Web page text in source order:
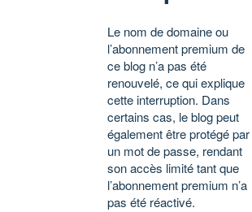
Le nom de domaine ou
l’abonnement premium de
ce blog n’a pas été
renouvelé, ce qui explique
cette interruption. Dans
certains cas, le blog peut
également être protégé par
un mot de passe, rendant
son accès limité tant que
l’abonnement premium n’a
pas été réactivé.